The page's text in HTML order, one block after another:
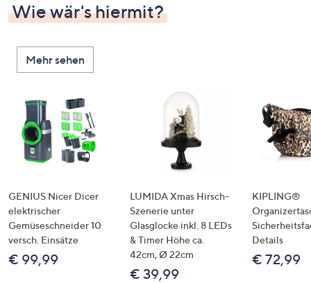
Wie wär's hiermit?
Mehr sehen
GENIUS Nicer Dicer
elektrischer
Gemüseschneider 10
versch. Einsätze
€ 99,99
LUMIDA Xmas Hirsch-
Szenerie unter
Glasglocke inkl. 8 LEDs
& Timer Höhe ca.
42cm, Ø 22cm
€ 39,99
KIPLING®
Details
€ 72,99